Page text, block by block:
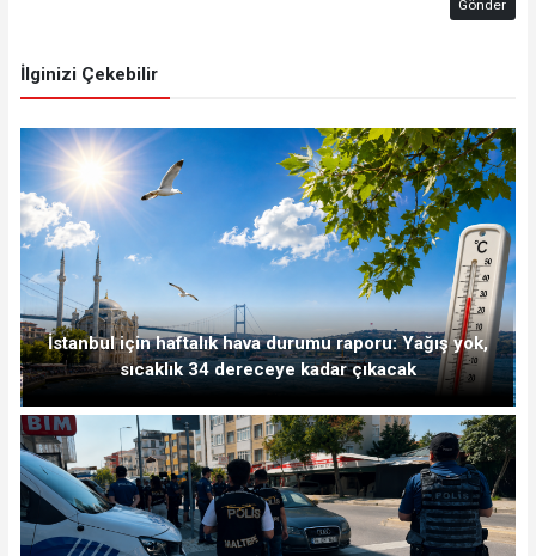
Gönder
İlginizi Çekebilir
İstanbul için haftalık hava durumu raporu: Yağış yok,
sıcaklık 34 dereceye kadar çıkacak